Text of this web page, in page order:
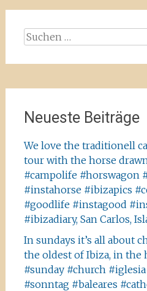
Suchen
nach:
Neueste Beiträge
We love the traditionell
tour with the horse
#campolife #horswagon
#instahorse #ibizapics
#goodlife #instagood
#ibizadiary, San Carlos,
In sundays it’s all about
the oldest of Ibiza, in the
#sunday #church
#sonntag #baleares